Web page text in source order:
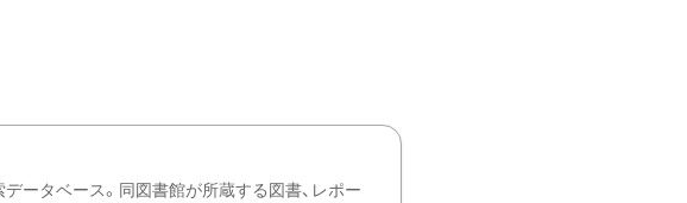
ータベース。同図書館が所蔵する図書、レポー